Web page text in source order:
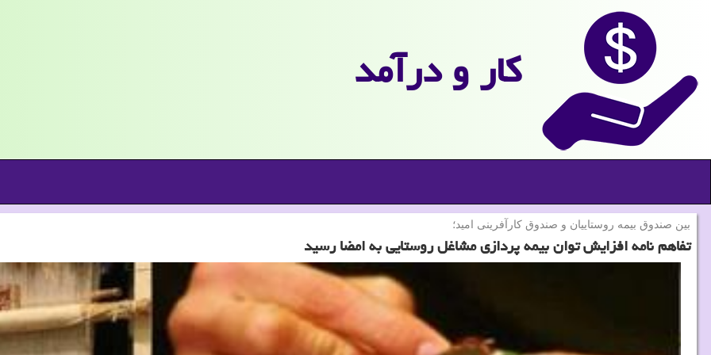
كار و درآمد
بین صندوق بیمه روستاییان و صندوق كارآفرینی امید؛
تفاهم نامه افزایش توان بیمه پردازی مشاغل روستایی به امضا رسید